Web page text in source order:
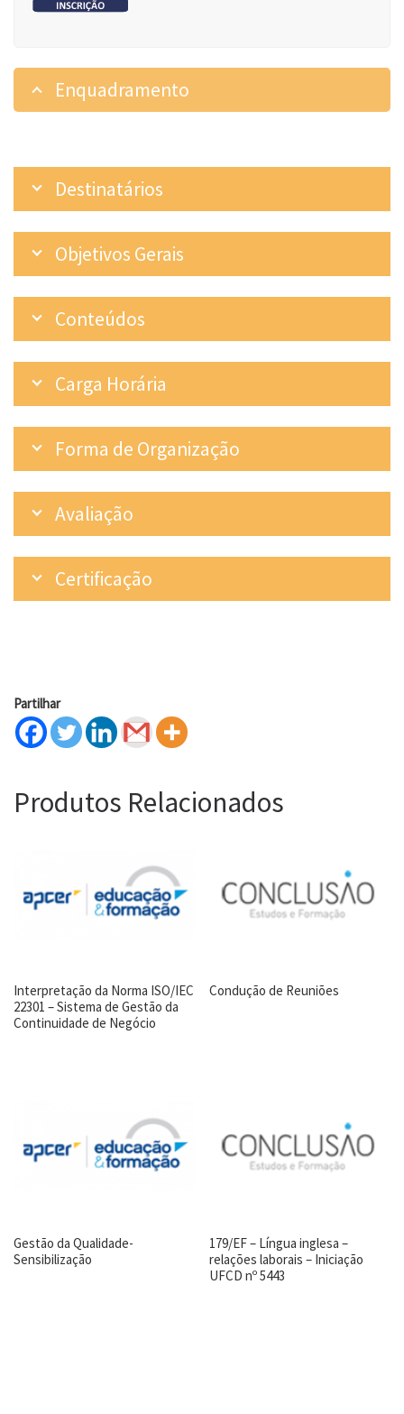
Enquadramento
Destinatários
Objetivos Gerais
Conteúdos
Carga Horária
Forma de Organização
Avaliação
Certificação
Partilhar
Produtos Relacionados
Interpretação da Norma ISO/IEC
22301 – Sistema de Gestão da
Continuidade de Negócio
Condução de Reuniões
Gestão da Qualidade-
Sensibilização
179/EF – Língua inglesa –
relações laborais – Iniciação
UFCD nº 5443